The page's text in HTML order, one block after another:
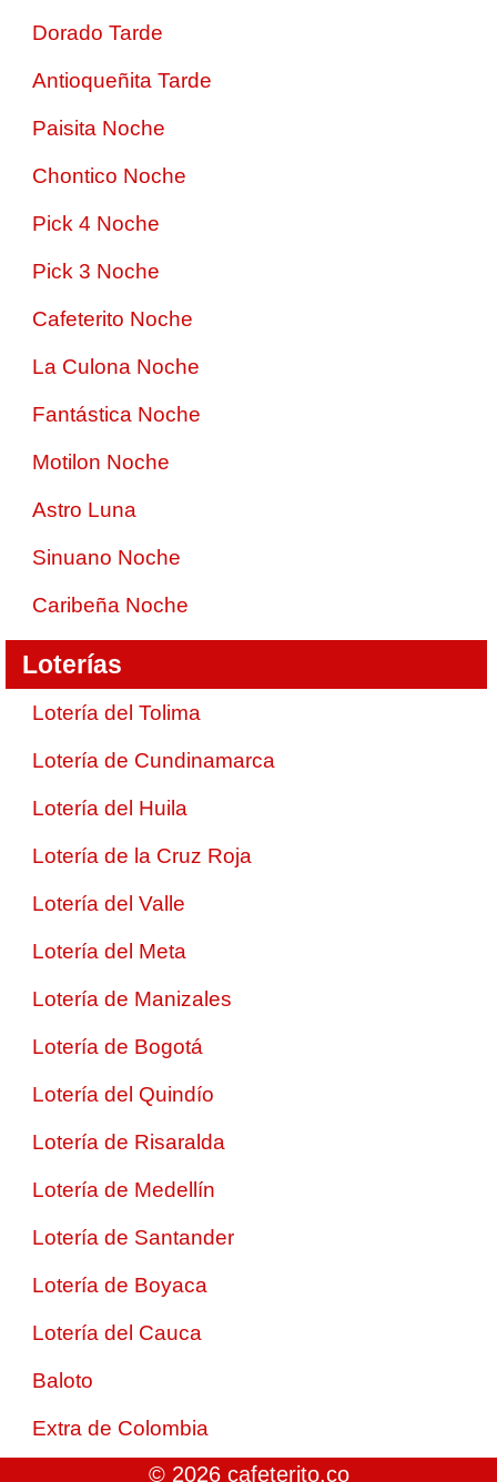
Dorado Tarde
Antioqueñita Tarde
Paisita Noche
Chontico Noche
Pick 4 Noche
Pick 3 Noche
Cafeterito Noche
La Culona Noche
Fantástica Noche
Motilon Noche
Astro Luna
Sinuano Noche
Caribeña Noche
Loterías
Lotería del Tolima
Lotería de Cundinamarca
Lotería del Huila
Lotería de la Cruz Roja
Lotería del Valle
Lotería del Meta
Lotería de Manizales
Lotería de Bogotá
Lotería del Quindío
Lotería de Risaralda
Lotería de Medellín
Lotería de Santander
Lotería de Boyaca
Lotería del Cauca
Baloto
Extra de Colombia
© 2026 cafeterito.co